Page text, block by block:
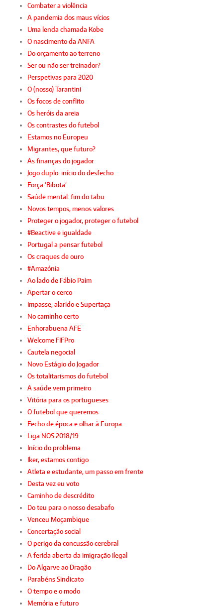
Combater a violência
A pandemia dos maus vícios
Uma lenda chamada Kobe
O nascimento da ANFA
Do orçamento ao terreno
Ser ou não ser treinador?
Perspetivas para 2020
O (nosso) Tarantini
Os focos de conflito
Os heróis da areia
Os contrastes do futebol
Estamos no Europeu
Migrantes, que futuro?
As finanças do jogador
Jogo duplo: início do desfecho
Força ‘Bibota’
Saúde mental: fim do tabu
Novos tempos, menos valores
Proteger o jogador, proteger o futebol
#Beactive e igualdade
Portugal a pensar futebol
Os craques de ouro
#Amazónia
Ao lado de Fábio Paim
Apertar o cerco
Impasse, alarido e Supertaça
No caminho certo
Enhorabuena AFE
Welcome FIFPro
Cautela negocial
Novo Estágio do Jogador
Os totalitarismos do futebol
A saúde vem primeiro
Vitória para os portugueses
O futebol que queremos
Fecho de época e olhar à Europa
Liga NOS 2018/19
Início do problema
Iker, estamos contigo
Atleta e estudante, um passo em frente
Desta vez eu voto
Caminho de descrédito
Do teu para o nosso desabafo
Venceu Moçambique
Concertação social
O perigo da concussão cerebral
A ferida aberta da imigração ilegal
Do Algarve ao Dragão
Parabéns Sindicato
O tempo e o modo
Memória e futuro